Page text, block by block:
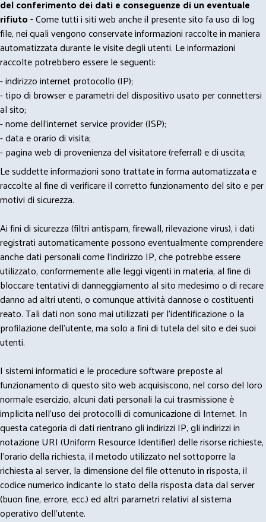
del conferimento dei dati e conseguenze di un eventuale
rifiuto -Come tutti i siti web anche il presente sito fa uso di log
file, nei quali vengono conservate informazioni raccolte in maniera
automatizzata durante le visite degli utenti. Le informazioni
raccolte potrebbero essere le seguenti:
- indirizzo internet protocollo (IP);
- tipo di browser e parametri del dispositivo usato per connettersi
al sito;
- nome dell'internet service provider (ISP);
- data e orario di visita;
- pagina web di provenienza del visitatore (referral) e di uscita;
Le suddette informazioni sono trattate in forma automatizzata e
raccolte al fine di verificare il corretto funzionamento del sito e per
motivi di sicurezza.
Ai fini di sicurezza (filtri antispam, firewall, rilevazione virus), i dati
registrati automaticamente possono eventualmente comprendere
anche dati personali come l'indirizzo IP, che potrebbe essere
utilizzato, conformemente alle leggi vigenti in materia, al fine di
bloccare tentativi di danneggiamento al sito medesimo o di recare
danno ad altri utenti, o comunque attività dannose o costituenti
reato. Tali dati non sono mai utilizzati per l'identificazione o la
profilazione dell'utente, ma solo a fini di tutela del sito e dei suoi
utenti.
I sistemi informatici e le procedure software preposte al
funzionamento di questo sito web acquisiscono, nel corso del loro
normale esercizio, alcuni dati personali la cui trasmissione è
implicita nell'uso dei protocolli di comunicazione di Internet. In
questa categoria di dati rientrano gli indirizzi IP, gli indirizzi in
notazione URI (Uniform Resource Identifier) delle risorse richieste,
l'orario della richiesta, il metodo utilizzato nel sottoporre la
richiesta al server, la dimensione del file ottenuto in risposta, il
codice numerico indicante lo stato della risposta data dal server
(buon fine, errore, ecc.) ed altri parametri relativi al sistema
operativo dell'utente.